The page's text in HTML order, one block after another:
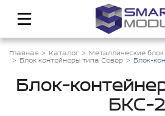
Главная Каталог
Металлические
Блок контейнеры типа Север
Блок-
Блок-
БКС-2